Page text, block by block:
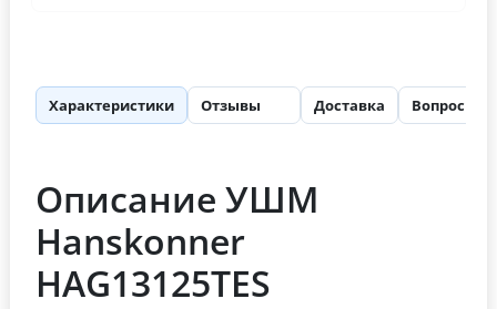
Характеристики Отзывы Доставка Вопросы
Описание УШМ
Hanskonner
HAG13125TES